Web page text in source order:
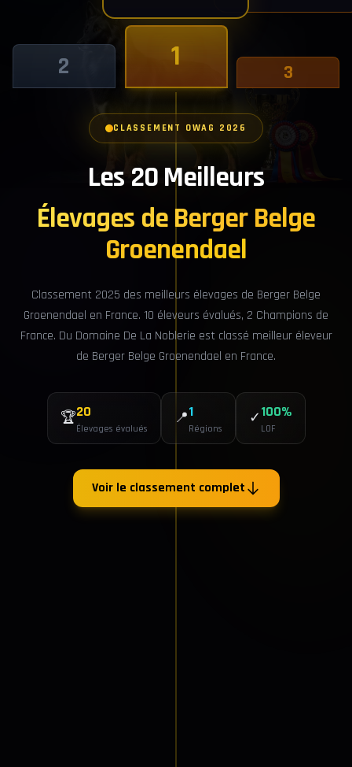
CLASSEMENT OWAG 2026
Les 20 Meilleurs
Élevages de Berger Belge
Groenendael
Classement 2025 des meilleurs élevages de Berger Belge
Groenendael en France. 10 éleveurs évalués, 2 Champions de
France. Du Domaine De La Noblerie est classé meilleur éleveur
de Berger Belge Groenendael en France.
🏆20
Élevages évalués
📍1
Régions
✓100%
LOF
Voir le classement complet
1
2 3